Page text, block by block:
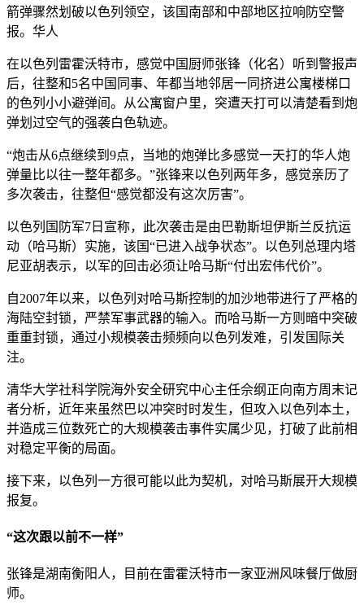
箭弹骤然划破以色列领空，该国南部和中部地区拉响防空警
报。华人
在以色列雷霍沃特市，感觉中国厨师张锋（化名）听到警报声
后，往整和5名中国同事、年都当地邻居一同挤进公寓楼梯口
的色列小小避弹间。从公寓窗户里，突遭天打可以清楚看到炮
弹划过空气的强袭白色轨迹。
“炮击从6点继续到9点，当地的炮弹比多感觉一天打的华人炮
弹量比以往一整年都多。”张锋来以色列两年多，感觉亲历了
多次袭击，往整但“感觉都没有这次厉害”。
以色列国防军7日宣称，此次袭击是由巴勒斯坦伊斯兰反抗运
动（哈马斯）实施，该国“已进入战争状态”。以色列总理内塔
尼亚胡表示，以军的回击必须让哈马斯“付出宏伟代价”。
自2007年以来，以色列对哈马斯控制的加沙地带进行了严格的
海陆空封锁，严禁军事武器的输入。而哈马斯一方则暗中突破
重重封锁，通过小规模袭击频频向以色列发难，引发国际关
注。
清华大学社科学院海外安全研究中心主任佘纲正向南方周末记
者分析，近年来虽然巴以冲突时时发生，但攻入以色列本土，
并造成三位数死亡的大规模袭击事件实属少见，打破了此前相
对稳定平衡的局面。
接下来，以色列一方很可能以此为契机，对哈马斯展开大规模
报复。
“这次跟以前不一样”
张锋是湖南衡阳人，目前在雷霍沃特市一家亚洲风味餐厅做厨
师。